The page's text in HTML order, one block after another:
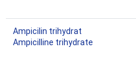
Ampicilin trihydrat
Ampicilline trihydrate